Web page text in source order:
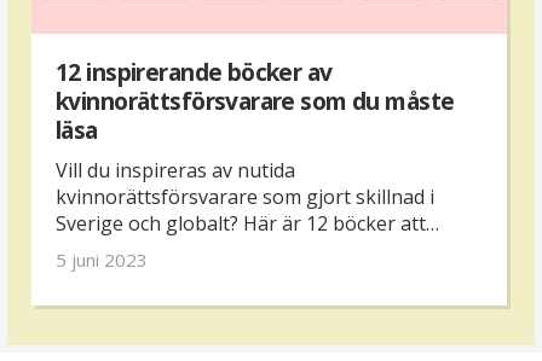
12 inspirerande böcker av
kvinnorättsförsvarare som du måste
läsa
Vill du inspireras av nutida
kvinnorättsförsvarare som gjort skillnad i
Sverige och globalt? Här är 12 böcker att
skriva upp på läslistan, diskutera i bokklubben
eller ta med på semestern.
5 juni 2023